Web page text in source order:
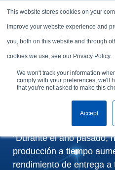
This website stores cookies on your
improve your website experience and
you, both on this website and through
cookies we use, see our Privacy Policy.
We won't track your information
comply with your preferences, we'll
that you're not asked to make this
Accept
Skip to content
Epyllion
rendimiento
en un 58%
"Durante el año pasado,
producción a tiempo
rendimiento de entrega a